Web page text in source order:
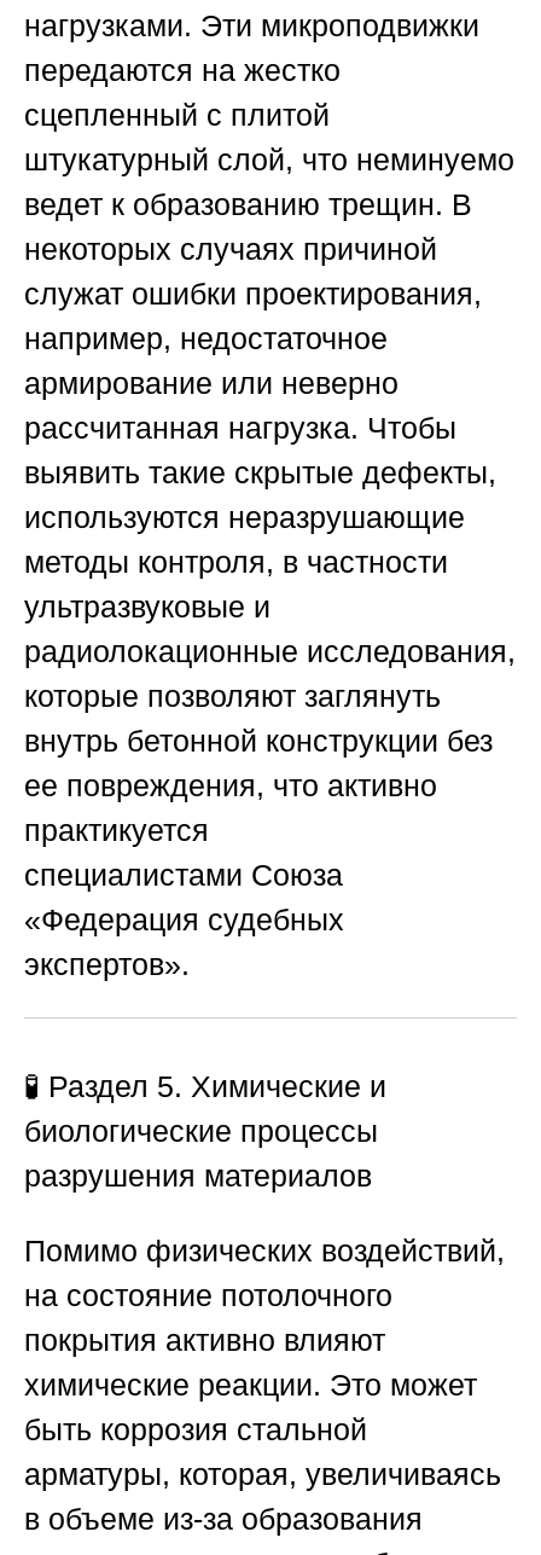
нагрузками. Эти микроподвижки
передаются на жестко
сцепленный с плитой
штукатурный слой, что неминуемо
ведет к образованию трещин. В
некоторых случаях причиной
служат ошибки проектирования,
например, недостаточное
армирование или неверно
рассчитанная нагрузка. Чтобы
выявить такие скрытые дефекты,
используются неразрушающие
методы контроля, в частности
ультразвуковые и
радиолокационные исследования,
которые позволяют заглянуть
внутрь бетонной конструкции без
ее повреждения, что активно
практикуется
специалистами Союза
«Федерация судебных
экспертов».
🧪 Раздел 5. Химические и
биологические процессы
разрушения материалов
Помимо физических воздействий,
на состояние потолочного
покрытия активно влияют
химические реакции. Это может
быть коррозия стальной
арматуры, которая, увеличиваясь
в объеме из-за образования